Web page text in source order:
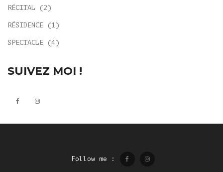
RÉCITAL (2)
RÉSIDENCE (1)
SPECTACLE (4)
SUIVEZ MOI !
Follow me :